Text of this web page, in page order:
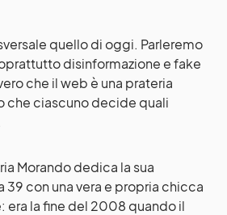
quello di oggi. Parleremo
disinformazione e fake
che il web è una prateria
che ciascuno decide quali
Morando dedica la sua
39 con una vera e propria chicca
era la fine del 2008 quando il